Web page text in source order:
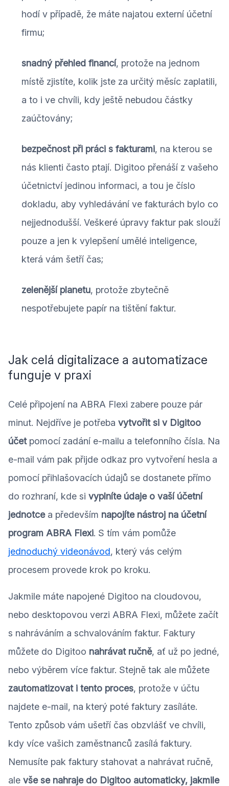
hodí v případě, že máte najatou externí účetní
firmu;
snadný přehled financí, protože na jednom
místě zjistíte, kolik jste za určitý měsíc zaplatili,
a to i ve chvíli, kdy ještě nebudou částky
zaúčtovány;
bezpečnost při práci s fakturami, na kterou se
nás klienti často ptají. Digitoo přenáší z vašeho
účetnictví jedinou informaci, a tou je číslo
dokladu, aby vyhledávání ve fakturách bylo co
nejjednodušší. Veškeré úpravy faktur pak slouží
pouze a jen k vylepšení umělé inteligence,
která vám šetří čas;
zelenější planetu, protože zbytečně
nespotřebujete papír na tištění faktur.
Jak celá digitalizace a automatizace
funguje v praxi
Celé připojení na ABRA Flexi zabere pouze pár
minut. Nejdříve je potřeba vytvořit si v Digitoo
účet pomocí zadání e-mailu a telefonního čísla. Na
e-mail vám pak přijde odkaz pro vytvoření hesla a
pomocí přihlašovacích údajů se dostanete přímo
do rozhraní, kde si vyplníte údaje o vaší účetní
jednotce a především napojíte nástroj na účetní
program ABRA Flexi. S tím vám pomůže
jednoduchý videonávod, který vás celým
procesem provede krok po kroku.
Jakmile máte napojené Digitoo na cloudovou,
nebo desktopovou verzi ABRA Flexi, můžete začít
s nahráváním a schvalováním faktur. Faktury
můžete do Digitoo nahrávat ručně, ať už po jedné,
nebo výběrem více faktur. Stejně tak ale můžete
zautomatizovat i tento proces, protože v účtu
najdete e-mail, na který poté faktury zasíláte.
Tento způsob vám ušetří čas obzvlášť ve chvíli,
kdy více vašich zaměstnanců zasílá faktury.
Nemusíte pak faktury stahovat a nahrávat ručně,
ale vše se nahraje do Digitoo automaticky, jakmile